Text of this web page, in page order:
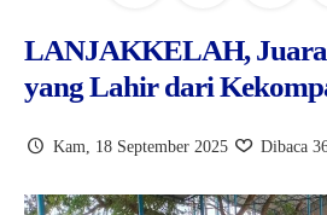
Kesiswaan
LANJAKKELAH, Juara
yang Lahir dari
Kam, 18 September 2025 Dibaca